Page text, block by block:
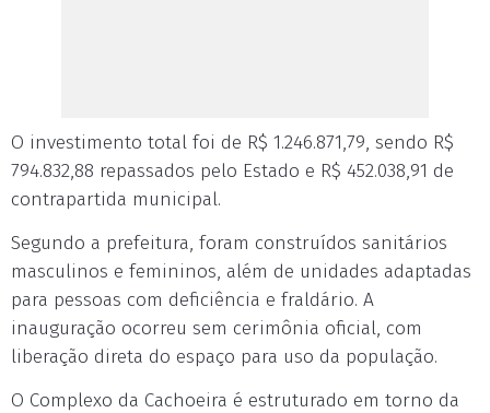
O investimento total foi de R$ 1.246.871,79, sendo R$
794.832,88 repassados pelo Estado e R$ 452.038,91 de
contrapartida municipal.
Segundo a prefeitura, foram construídos sanitários
masculinos e femininos, além de unidades adaptadas
para pessoas com deficiência e fraldário. A
inauguração ocorreu sem cerimônia oficial, com
liberação direta do espaço para uso da população.
O Complexo da Cachoeira é estruturado em torno da